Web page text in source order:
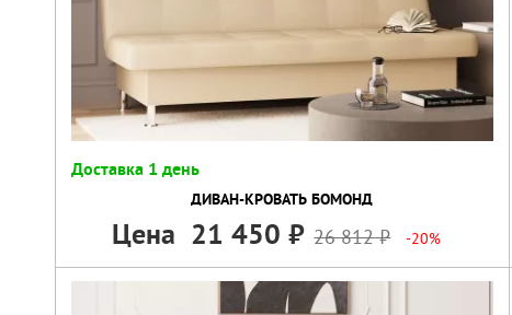
Доставка 1 день
ДИВАН-КРОВАТЬ БОМОНД
Цена 21 450 26 812 -20%